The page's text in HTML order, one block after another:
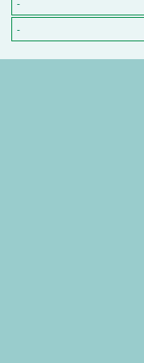
-
-